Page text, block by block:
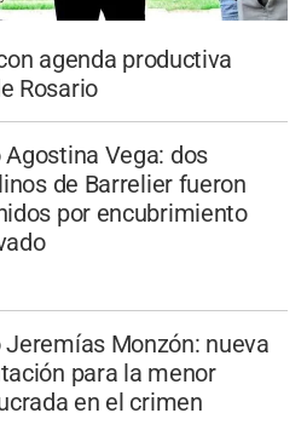
agenda productiva
Rosario
Agostina Vega: dos
de Barrelier fueron
por encubrimiento
Jeremías Monzón: nueva
para la menor
en el crimen